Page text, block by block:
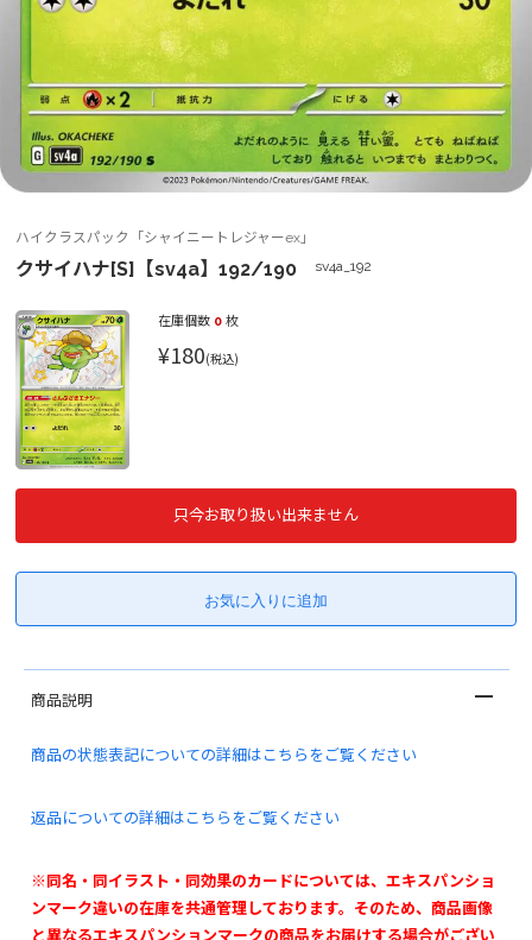
ハイクラスパック「シャイニートレジャーex」
クサイハナ[S]【sv4a】192/190 sv4a_192
在庫個数 0 枚
¥180(税込)
只今お取り扱い出来ません
商品説明
商品の状態表記についての詳細はこちらをご覧ください
返品についての詳細はこちらをご覧ください
※同名・同イラスト・同効果のカードについては、エキスパンショ
ンマーク違いの在庫を共通管理しております。そのため、商品画像
と異なるエキスパンションマークの商品をお届けする場合がござい